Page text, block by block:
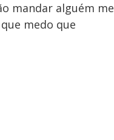
mandar alguém me
medo que